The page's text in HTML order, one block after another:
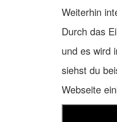
Weiterhin
Durch das
und es wird
siehst du
Webseite